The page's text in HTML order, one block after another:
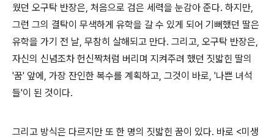
웠던 오구탁 반장은, 처음으로 검은 세력을 눈감아 준다. 하지만,
그런 그의 결탁이 무색하게 유학을 갈 수 있게 되어 기뻐했던 딸은
유학을 가기 전 날, 무참히 살해되고 만다. 그리고, 오구탁 반장은,
자신의 신념조차 헌신짝처럼 버리며 지켜주려 했던 짓밟힌 딸의
'꿈' 앞에, 가장 잔인한 복수를 계획하고, 그것이 바로, '나쁜 녀석
들'이 된 것이다.
그리고 방식은 다르지만 또 한 명의 짓밟힌 꿈이 있다. 바로 <미생